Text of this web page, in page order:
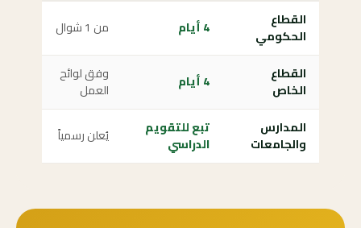
القطاع
الحكومي
4 أيام من 1 شوال
القطاع
الخاص
4 أيام
وفق لوائح
العمل
المدارس
والجامعات
تبع للتقويم
الدراسي
يُعلن رسمياً